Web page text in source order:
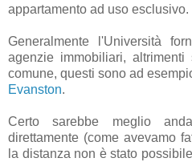
appartamento ad uso esclusivo.
Generalmente l'Università
agenzie immobiliari,
comune, questi sono ad
Evanston.
Certo sarebbe meglio
direttamente (come avevamo
la distanza non è stato